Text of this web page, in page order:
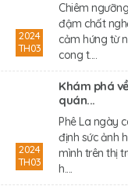
2024
TH03
Chiêm
đậm chất
cảm hứng từ
cong t....
2024
TH03
Khám phá
quán...
Phê La ngày
định sức ảnh
mình trên thị
h....